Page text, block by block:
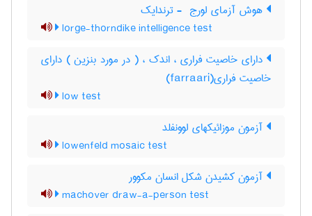
هوش آزمای لورج ‎ - ترندایک
lorge-thorndike intelligence test
دارای خاصیت فراری ، اندک ، ( در مورد بنزین ) دارای
خاصیت فراری(farraari)
low test
آزمون موزائیکهای لوونفلد
lowenfeld mosaic test
آزمون کشیدن شکل انسان مکوور
machover draw-a-person test